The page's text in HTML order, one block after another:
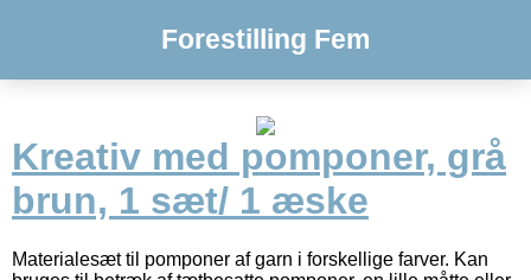
Forestilling Fem
Kreativ med pomponer, grå
brun, 1 sæt/ 1 æske
Materialesæt til pomponer af garn i forskellige farver. Kan